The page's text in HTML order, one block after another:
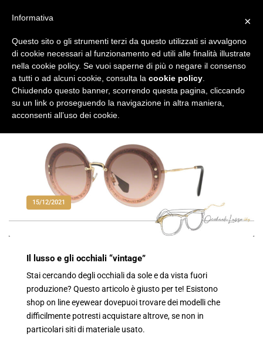
15/12/2021
Il lusso e gli occhiali “vintage”
Stai cercando degli occhiali da sole e da vista fuori
produzione? Questo articolo è giusto per te! Esistono
shop on line eyewear dovepuoi trovare dei modelli che
difficilmente potresti acquistare altrove, se non in
particolari siti di materiale usato.
×
Informativa
Questo sito o gli strumenti terzi da questo utilizzati si avvalgono
di cookie necessari al funzionamento ed utili alle finalità illustrate
nella cookie policy. Se vuoi saperne di più o negare il consenso
a tutti o ad alcuni cookie, consulta la cookie policy
Chiudendo questo banner, scorrendo questa pagina, cliccando
su un link o proseguendo la navigazione in altra maniera,
acconsenti all’uso dei cookie.